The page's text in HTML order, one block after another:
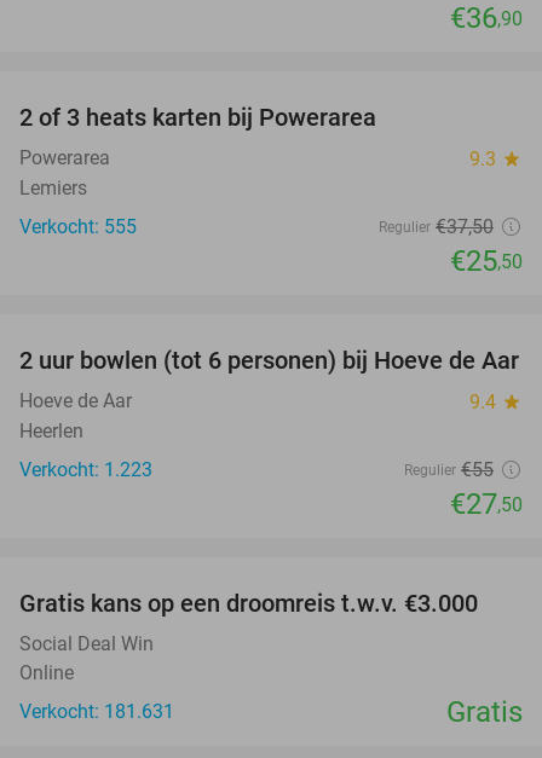
€36,90
2 of 3 heats karten bij Powerarea
Powerarea 9.3 star
Lemiers
Verkocht: 555
Regulier €37,50
€25,50
50%
2 uur bowlen (tot 6 personen) bij Hoeve de Aar
Hoeve de Aar 9.4 star
Heerlen
Verkocht: 1.223
Regulier €55
€27,50
Gratis kans op een droomreis t.w.v. €3.000
Social Deal Win
Online
Verkocht: 181.631
Gratis